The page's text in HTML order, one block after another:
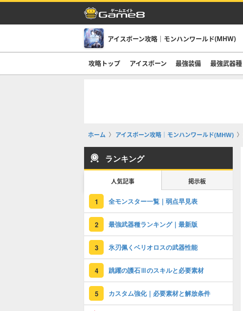
アイスボーン攻略｜モンハンワールド(MHW)
攻略トップ アイスボーン 最強装備 最強武器種
ホーム アイスボーン攻略｜モンハンワールド(MHW)
ランキング
人気記事 掲示板
1 全モンスター一覧｜弱点早見表
2 最強武器種ランキング｜最新版
3 氷刃佩くベリオロスの武器性能
4 跳躍の護石Ⅲのスキルと必要素材
5 カスタム強化｜必要素材と解放条件